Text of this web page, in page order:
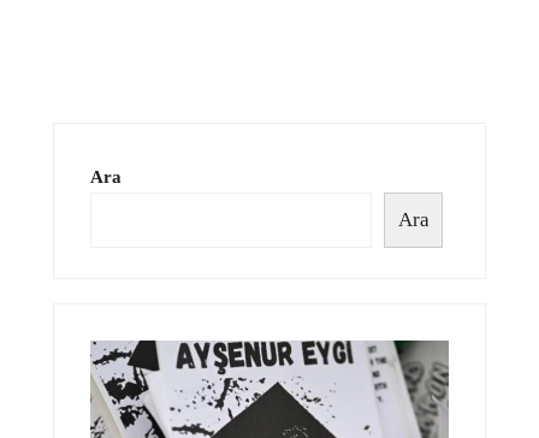
Ara
Ara